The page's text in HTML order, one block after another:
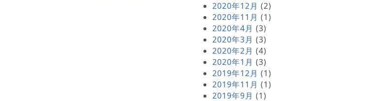
2020年12月 (2)
2020年11月 (1)
2020年4月 (3)
2020年3月 (3)
2020年2月 (4)
2020年1月 (3)
2019年12月 (1)
2019年11月 (1)
2019年9月 (1)